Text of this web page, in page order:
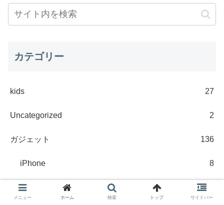
カテゴリー
kids 27
Uncategorized 2
ガジェット 136
iPhone 8
Mac
メニュー ホーム 検索 トップ サイドバー